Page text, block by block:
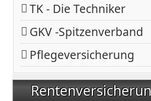
TK - Die Techniker
GKV -Spitzenverband
Pflegeversicherung